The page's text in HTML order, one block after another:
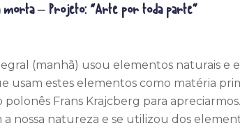
morta – Projeto: “Arte por toda parte”
(manhã) usou elementos naturais e
usam estes elementos como matéria
Frans Krajcberg para
nossa natureza e se utilizou dos